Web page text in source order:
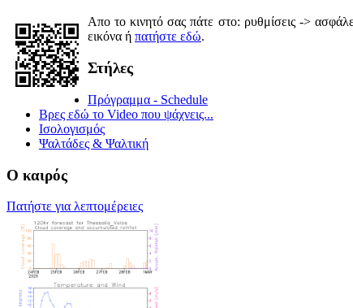
Απο το κινητό σας πάτε στο: ρυθμίσεις ->
εικόνα ή πατήστε εδώ.
Στήλες
Πρόγραμμα - Schedule
Βρες εδώ το Video που ψάχνεις...
Ισολογισμός
Ψαλτάδες & Ψαλτική
Ο καιρός
Πατήστε για λεπτομέρειες